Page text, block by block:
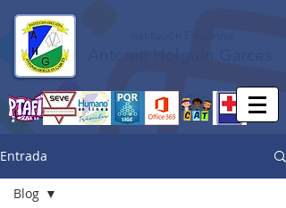
Entrada
Blog